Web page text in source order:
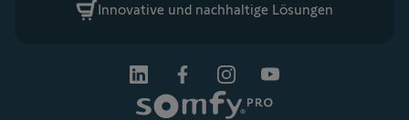
Innovative und nachhaltige Lösungen